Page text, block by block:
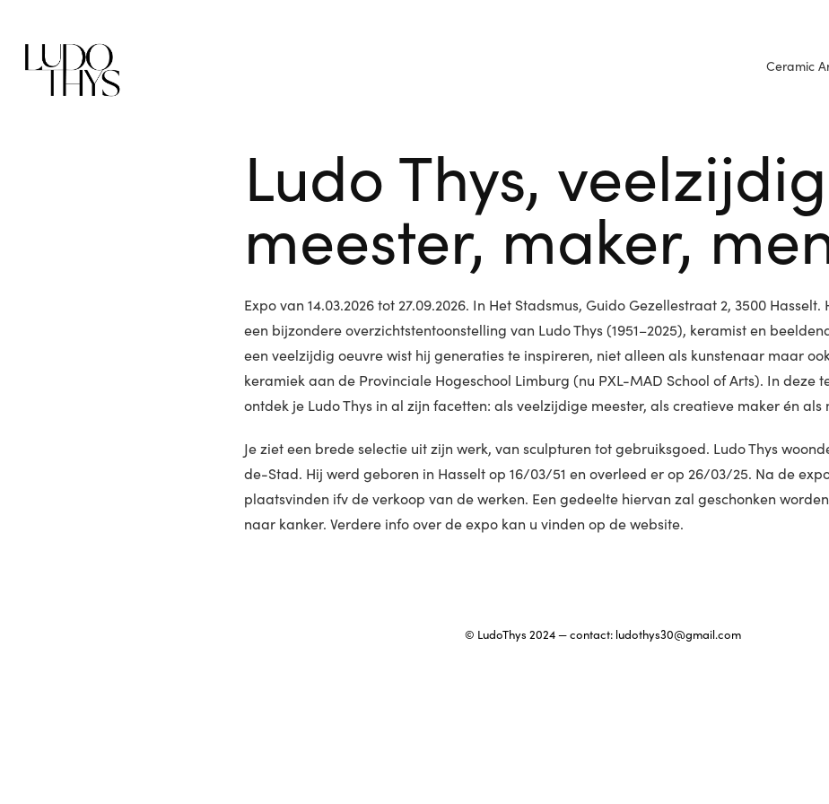
Ceramic
Ludo Thys, veelzijdig
meester, maker,
Expo van 14.03.2026 tot 27.09.2026. In Het Stadsmus, Guido Gezellestraat 2, 3500
een bijzondere overzichtstentoonstelling van Ludo Thys (1951–2025), keramist en
een veelzijdig oeuvre wist hij generaties te inspireren, niet alleen als kunstenaar maar
keramiek aan de Provinciale Hogeschool Limburg (nu PXL-MAD School of Arts). In deze
ontdek je Ludo Thys in al zijn facetten: als veelzijdige meester, als creatieve maker én als
Je ziet een brede selectie uit zijn werk, van sculpturen tot gebruiksgoed. Ludo Thys
de-Stad. Hij werd geboren in Hasselt op 16/03/51 en overleed er op 26/03/25. Na de
plaatsvinden ifv de verkoop van de werken. Een gedeelte hiervan zal geschonken
naar kanker. Verdere info over de expo kan u vinden op de website.
© LudoThys 2024 — contact: ludothys30@gmail.com